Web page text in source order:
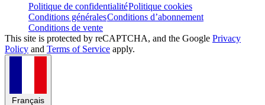
Politique de confidentialitéPolitique cookies
Conditions généralesConditions d’abonnement
Conditions de vente
This site is protected by reCAPTCHA, and the Google Privacy
Policy and Terms of Service apply.
Français